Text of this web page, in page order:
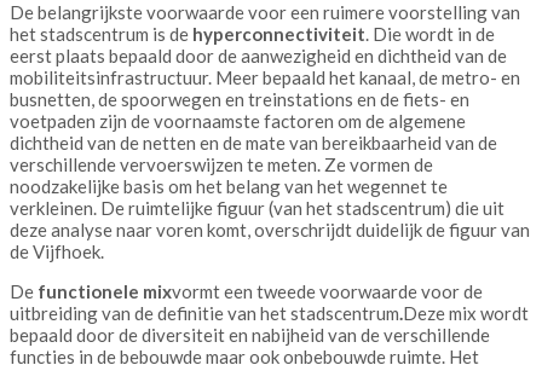
De belangrijkste voorwaarde voor een ruimere voorstelling van
het stadscentrum is de hyperconnectiviteit. Die wordt in de
eerst plaats bepaald door de aanwezigheid en dichtheid van de
mobiliteitsinfrastructuur. Meer bepaald het kanaal, de metro- en
busnetten, de spoorwegen en treinstations en de fiets- en
voetpaden zijn de voornaamste factoren om de algemene
dichtheid van de netten en de mate van bereikbaarheid van de
verschillende vervoerswijzen te meten. Ze vormen de
noodzakelijke basis om het belang van het wegennet te
verkleinen. De ruimtelijke figuur (van het stadscentrum) die uit
deze analyse naar voren komt, overschrijdt duidelijk de figuur van
de Vijfhoek.
De functionele mixvormt een tweede voorwaarde voor de
uitbreiding van de definitie van het stadscentrum.Deze mix wordt
bepaald door de diversiteit en nabijheid van de verschillende
functies in de bebouwde maar ook onbebouwde ruimte. Het